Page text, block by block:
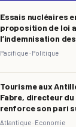
Essais nucléaires
proposition de loi
l’indemnisation
Pacifique · Politique
Tourisme aux
Fabre, directeur du
renforce son pari
Atlantique · Economie